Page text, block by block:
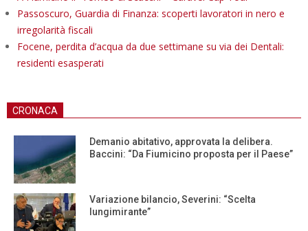
Passoscuro, Guardia di Finanza: scoperti lavoratori in nero e
irregolarità fiscali
Focene, perdita d’acqua da due settimane su via dei Dentali:
residenti esasperati
CRONACA
Demanio abitativo, approvata la delibera.
Baccini: “Da Fiumicino proposta per il Paese”
Variazione bilancio, Severini: “Scelta
lungimirante”